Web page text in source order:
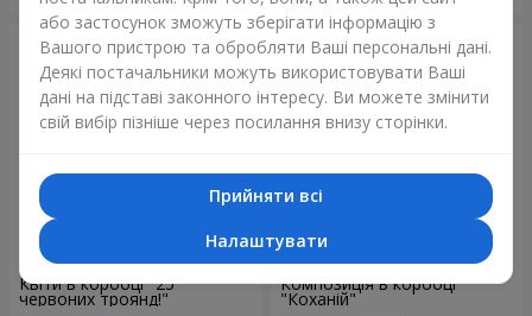
Квіти в коробці "25
червоних троянд!"
Композиція в коробці
"Коханій"
або застосунок зможуть зберігати інформацію з
Вашого пристрою та обробляти Ваші персональні дані.
Деякі постачальники можуть використовувати Ваші
дані на підставі законного інтересу. Ви можете змінити
свій вибір пізніше через посилання внизу сторінки.
Прийняти всі
Налаштувати